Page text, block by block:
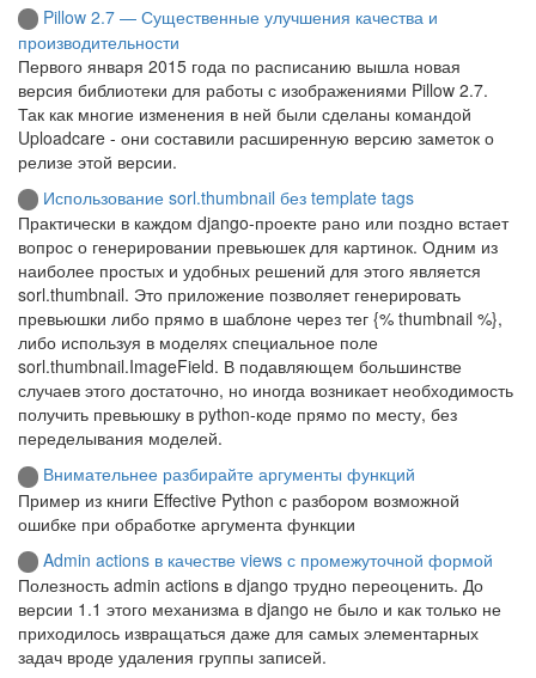
Pillow 2.7 — Существенные улучшения качества и
производительности
Первого января 2015 года по расписанию вышла новая
версия библиотеки для работы с изображениями Pillow 2.7.
Так как многие изменения в ней были сделаны командой
Uploadcare - они составили расширенную версию заметок о
релизе этой версии.
Использование sorl.thumbnail без template tags
Практически в каждом django-проекте рано или поздно встает
вопрос о генерировании превьюшек для картинок. Одним из
наиболее простых и удобных решений для этого является
sorl.thumbnail. Это приложение позволяет генерировать
превьюшки либо прямо в шаблоне через тег {% thumbnail %},
либо используя в моделях специальное поле
sorl.thumbnail.ImageField. В подавляющем большинстве
случаев этого достаточно, но иногда возникает необходимость
получить превьюшку в python-коде прямо по месту, без
переделывания моделей.
Внимательнее разбирайте аргументы функций
Пример из книги Effective Python с разбором возможной
ошибке при обработке аргумента функции
Admin actions в качестве views с промежуточной формой
Полезность admin actions в django трудно переоценить. До
версии 1.1 этого механизма в django не было и как только не
приходилось извращаться даже для самых элементарных
задач вроде удаления группы записей.